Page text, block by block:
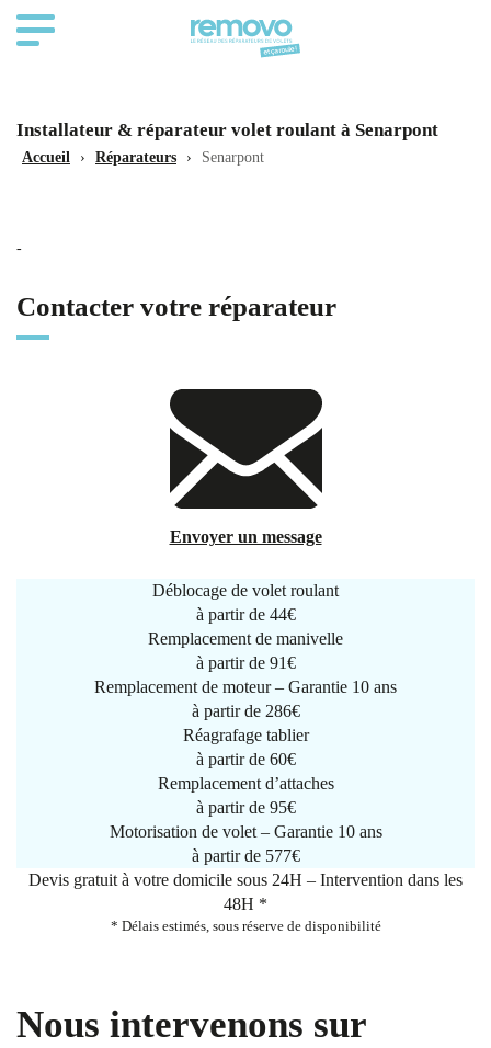
Installateur & réparateur volet roulant à Senarpont
Accueil › Réparateurs › Senarpont
-
Contacter votre réparateur
Envoyer un message
Déblocage de volet roulant
à partir de 44€
Remplacement de manivelle
à partir de 91€
Remplacement de moteur – Garantie 10 ans
à partir de 286€
Réagrafage tablier
à partir de 60€
Remplacement d’attaches
à partir de 95€
Motorisation de volet – Garantie 10 ans
à partir de 577€
Devis gratuit à votre domicile sous 24H – Intervention dans les
48H *
* Délais estimés, sous réserve de disponibilité
Nous intervenons sur